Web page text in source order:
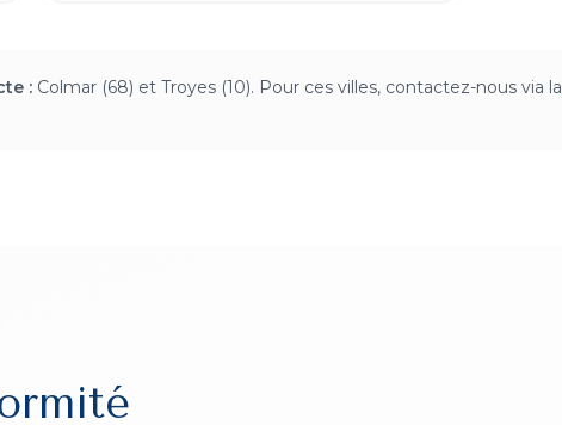
: Colmar (68) et Troyes (10). Pour ces villes, contactez-nous via la